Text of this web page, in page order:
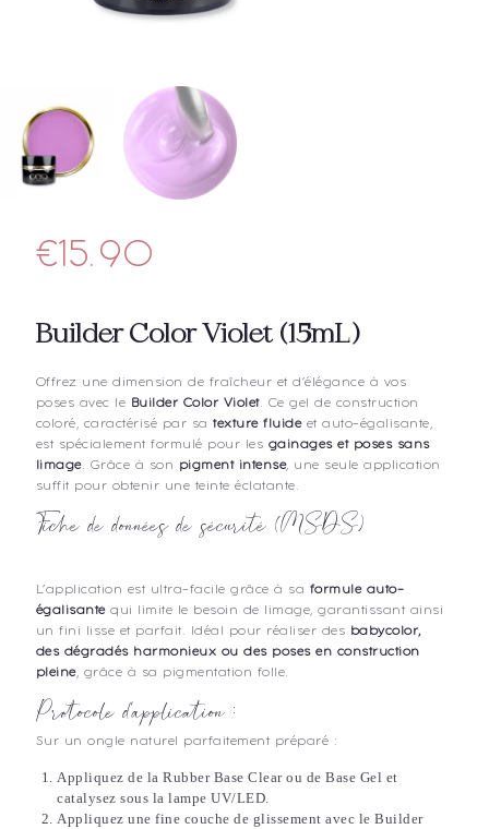
€15.90
Builder Color Violet (15mL)
Offrez une dimension de fraîcheur et d’élégance à vos
poses avec le
Builder Color Violet. Ce gel de construction
coloré, caractérisé par sa texture fluideet auto-égalisante,
est spécialement formulé pour les gainages et poses sans
limage. Grâce à son pigment intense, une seule application
suffit pour obtenir une teinte éclatante.
Fiche de données de sécurité (MSDS)
L’application est ultra-facile grâce à sa formule auto-
égalisantequi limite le besoin de limage, garantissant ainsi
un fini lisse et parfait. Idéal pour réaliser des
babycolor,
des dégradés harmonieux ou des poses en construction
pleine, grâce à sa pigmentation folle.
Protocole d’application:
Sur un ongle naturel parfaitement préparé :
Appliquez de la Rubber Base Clear ou de Base Gel et
catalysez sous la lampe UV/LED.
Appliquez une fine couche de glissement avec le Builder